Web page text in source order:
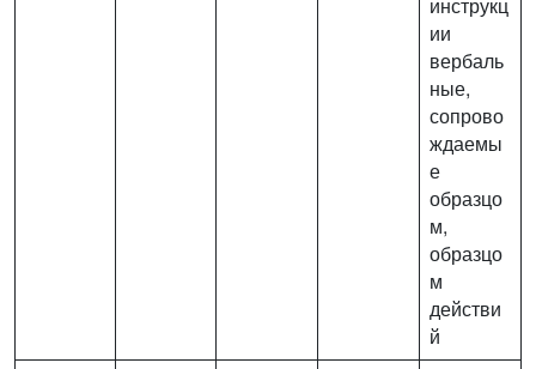
ии
вербаль
ные,
сопрово
ждаемы
е
образцо
м,
образцо
м
действи
й